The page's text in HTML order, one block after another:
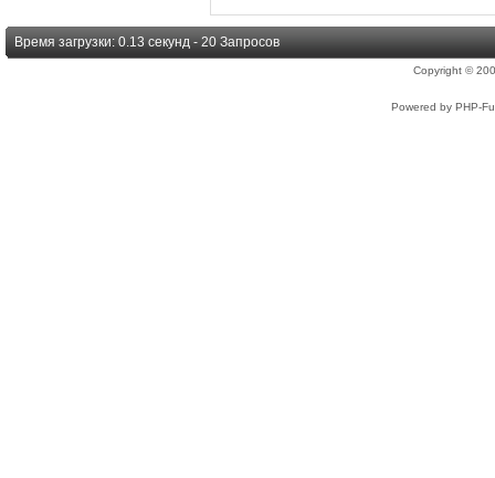
Время загрузки: 0.13 секунд - 20 Запросов
Copyright ©
Powered by PHP-